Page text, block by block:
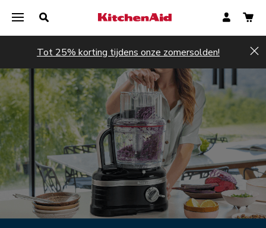
Tot 25% korting tijdens onze zomersolden!
Nu registreren
Nu registreren